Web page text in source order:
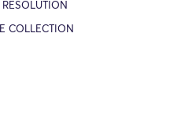
COLLECTION